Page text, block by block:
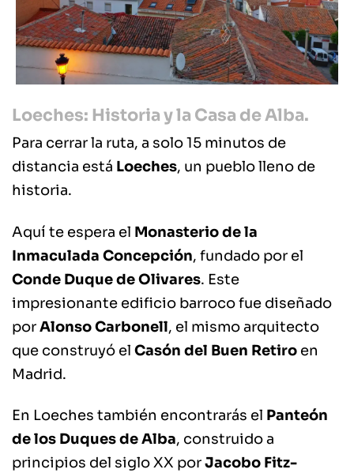
Loeches: Historia y la Casa de Alba.
Para cerrar la ruta, a solo 15 minutos de
distancia está Loeches, un pueblo lleno de
historia.
Aquí te espera el Monasterio de la
Inmaculada Concepción, fundado por el
Conde Duque de Olivares. Este
impresionante edificio barroco fue diseñado
porAlonso Carbonell, el mismo arquitecto
que construyó el Casón del Buen Retiro en
Madrid.
En Loeches también encontrarás el Panteón
de los Duques de Alba, construido a
principios del siglo XX porJacobo Fitz-